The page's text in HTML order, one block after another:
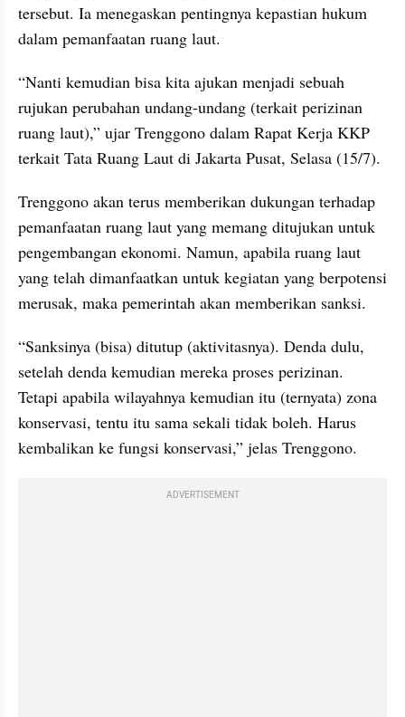
tersebut. Ia menegaskan pentingnya kepastian hukum
dalam pemanfaatan ruang laut.
“Nanti kemudian bisa kita ajukan menjadi sebuah
rujukan perubahan undang-undang (terkait perizinan
ruang laut),” ujar Trenggono dalam Rapat Kerja KKP
terkait Tata Ruang Laut di Jakarta Pusat, Selasa (15/7).
Trenggono akan terus memberikan dukungan terhadap
pemanfaatan ruang laut yang memang ditujukan untuk
pengembangan ekonomi. Namun, apabila ruang laut
yang telah dimanfaatkan untuk kegiatan yang berpotensi
merusak, maka pemerintah akan memberikan sanksi.
“Sanksinya (bisa) ditutup (aktivitasnya). Denda dulu,
setelah denda kemudian mereka proses perizinan.
Tetapi apabila wilayahnya kemudian itu (ternyata) zona
konservasi, tentu itu sama sekali tidak boleh. Harus
kembalikan ke fungsi konservasi,” jelas Trenggono.
ADVERTISEMENT